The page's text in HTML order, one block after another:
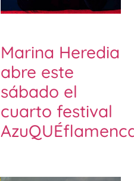
Marina Heredia
abre este
sábado el
cuarto festival